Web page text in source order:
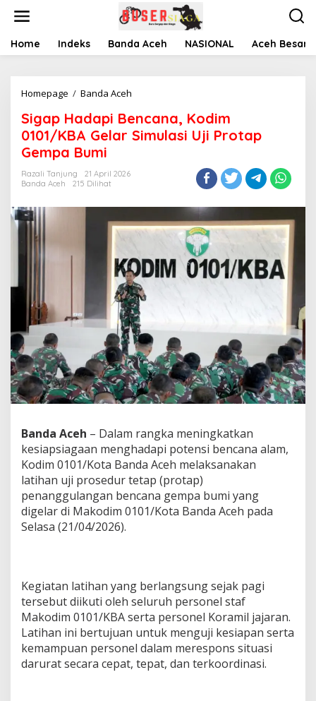
t
Home Indeks Banda Aceh NASIONAL Aceh Besar
Homepage / Banda Aceh
g
a
p
p
i
B
n
c
a
n
a
,
K
o
d
i
m
0
1
/
K
A
G
e
m
u
l
s
i
U
Sigap Hadapi Bencana, Kodim
0101/KBA Gelar Simulasi Uji Protap
Gempa Bumi
Razali Tanjung
21 April 2026
Banda Aceh
215 Dilihat
Banda Aceh – Dalam rangka meningkatkan
kesiapsiagaan menghadapi potensi bencana alam,
Kodim 0101/Kota Banda Aceh melaksanakan
latihan uji prosedur tetap (protap)
penanggulangan bencana gempa bumi yang
digelar di Makodim 0101/Kota Banda Aceh pada
Selasa (21/04/2026).
Kegiatan latihan yang berlangsung sejak pagi
tersebut diikuti oleh seluruh personel staf
Makodim 0101/KBA serta personel Koramil jajaran.
Latihan ini bertujuan untuk menguji kesiapan serta
kemampuan personel dalam merespons situasi
darurat secara cepat, tepat, dan terkoordinasi.